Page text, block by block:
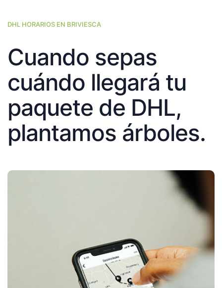
DHL HORARIOS EN BRIVIESCA
Cuando sepas
cuándo llegará tu
paquete de DHL,
plantamos árboles.